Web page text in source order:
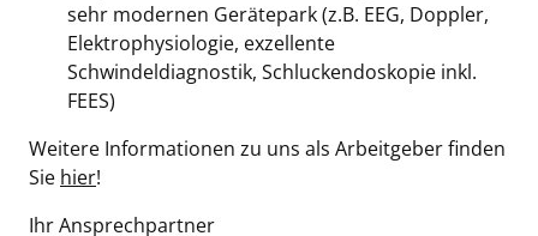
sehr modernen Gerätepark (z.B. EEG, Doppler,
Elektrophysiologie, exzellente
Schwindeldiagnostik, Schluckendoskopie inkl.
FEES)
Weitere Informationen zu uns als Arbeitgeber finden
Sie hier!
Ihr Ansprechpartner